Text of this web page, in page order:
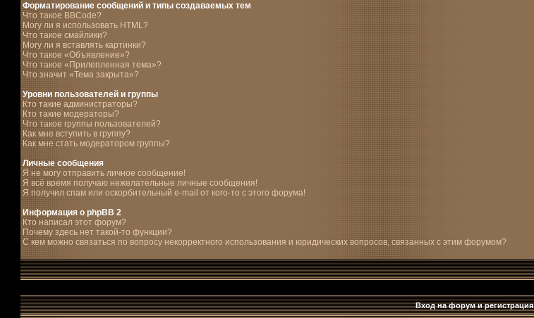
Форматирование сообщений и типы создаваемых тем
Что такое BBCode?
Могу ли я использовать HTML?
Что такое смайлики?
Могу ли я вставлять картинки?
Что такое «Объявление»?
Что такое «Прилепленная тема»?
Что значит «Тема закрыта»?
Уровни пользователей и группы
Кто такие администраторы?
Кто такие модераторы?
Что такое группы пользователей?
Как мне вступить в группу?
Как мне стать модератором группы?
Личные сообщения
Я не могу отправить личное сообщение!
Я всё время получаю нежелательные личные сообщения!
Я получил спам или оскорбительный e-mail от кого-то с этого форума!
Информация о phpBB 2
Кто написал этот форум?
Почему здесь нет такой-то функции?
С кем можно связаться по вопросу некорректного использования и юридических вопросов, связанных с этим форумом?
Вход на форум и регистрация